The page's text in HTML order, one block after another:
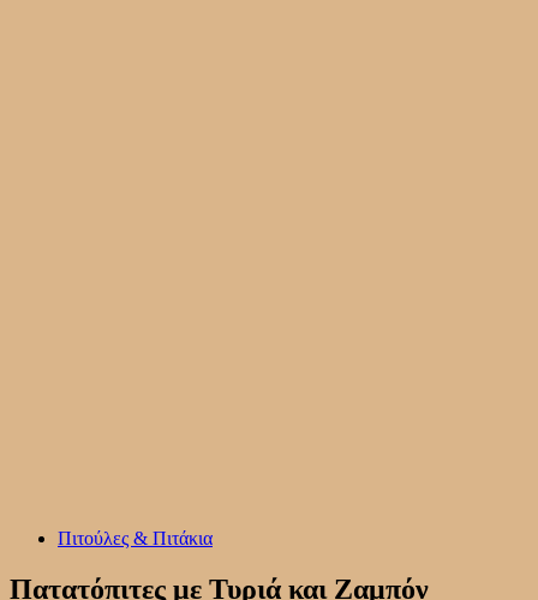
Πιτούλες & Πιτάκια
Πατατόπιτες με Τυριά και Ζαμπόν